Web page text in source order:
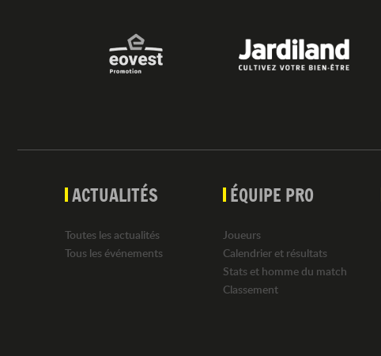
ACTUALITÉS
Toutes les actualités
Tous les événements
ÉQUIPE PRO
Joueurs
Calendrier et résultats
Stats et homme du match
Classement